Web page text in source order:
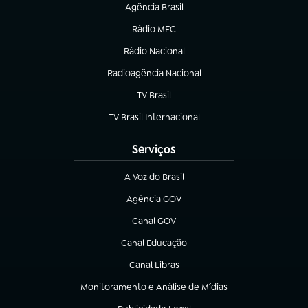
Agência Brasil
(abre em nova aba)
Rádio MEC
(abre em nova aba)
Rádio Nacional
Radioagência Nacional
(abre em nova aba)
TV Brasil
(abre em nova aba)
TV Brasil Internacional
(abre em nova aba)
Serviços
A Voz do Brasil
(abre em nova aba)
Agência GOV
(abre em nova aba)
Canal GOV
(abre em nova aba)
Canal Educação
(abre em nova aba)
Canal Libras
(abre em nova aba)
Monitoramento e Análise de Mídias
(abre em nova aba)